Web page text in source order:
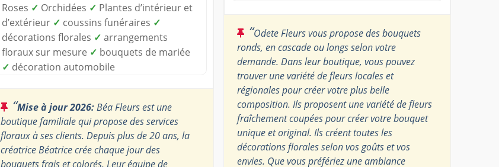
Roses ✓ Orchidées ✓ Plantes d’intérieur et
d’extérieur ✓ coussins funéraires ✓
décorations florales ✓ arrangements
floraux sur mesure ✓ bouquets de mariée
✓ décoration automobile
“Mise à jour 2026:Béa Fleurs est une
boutique familiale qui propose des services
floraux à ses clients. Depuis plus de 20 ans, la
créatrice Béatrice crée chaque jour des
bouquets frais et colorés. Leur équipe de
“Odete Fleurs vous propose des bouquets
ronds, en cascade ou longs selon votre
demande. Dans leur boutique, vous pouvez
trouver une variété de fleurs locales et
régionales pour créer votre plus belle
composition. Ils proposent une variété de fleurs
fraîchement coupées pour créer votre bouquet
unique et original. Ils créent toutes les
décorations florales selon vos goûts et vos
envies. Que vous préfériez une ambiance